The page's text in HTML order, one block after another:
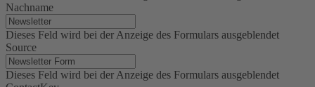
Nachname
Dieses Feld wird bei der Anzeige des Formulars ausgeblendet
Source
Dieses Feld wird bei der Anzeige des Formulars ausgeblendet